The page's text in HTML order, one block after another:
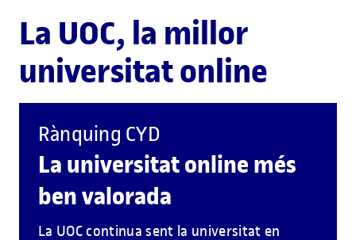
La UOC, la millor
universitat online
Rànquing CYD
La universitat online més
ben valorada
La UOC continua sent la universitat en